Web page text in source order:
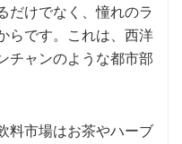
だけでなく、憧れのラ
らです。これは、西洋
チャンのような都市部
料市場はお茶やハーブ